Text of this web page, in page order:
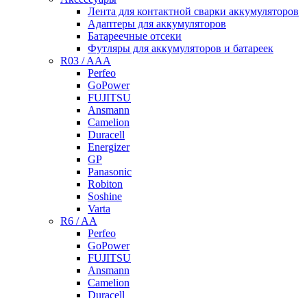
Лента для контактной сварки аккумуляторов
Адаптеры для аккумуляторов
Батареечные отсеки
Футляры для аккумуляторов и батареек
R03 / AAA
Perfeo
GoPower
FUJITSU
Ansmann
Camelion
Duracell
Energizer
GP
Panasonic
Robiton
Soshine
Varta
R6 / AA
Perfeo
GoPower
FUJITSU
Ansmann
Camelion
Duracell